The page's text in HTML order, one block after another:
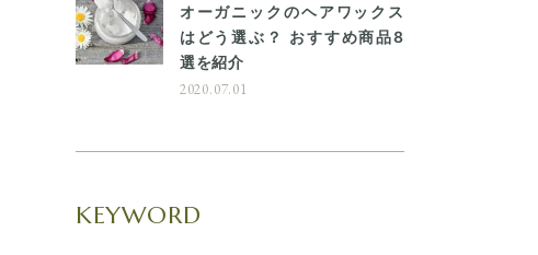
オーガニックのヘアワックス
はどう選ぶ？ おすすめ商品8
選を紹介
2020.07.01
KEYWORD